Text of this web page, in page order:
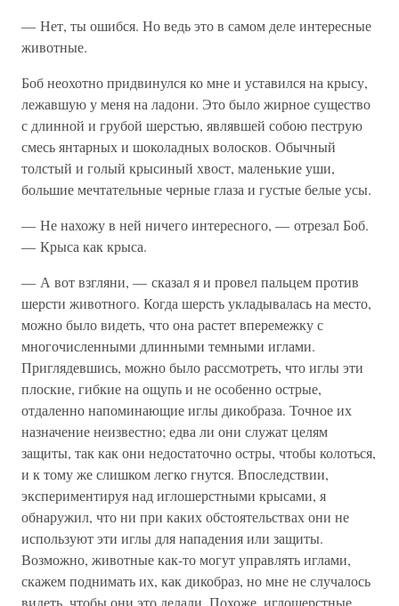
— Нет, ты ошибся. Но ведь это в самом деле интересные
животные.
Боб неохотно придвинулся ко мне и уставился на крысу,
лежавшую у меня на ладони. Это было жирное существо
с длинной и грубой шерстью, являвшей собою пеструю
смесь янтарных и шоколадных волосков. Обычный
толстый и голый крысиный хвост, маленькие уши,
большие мечтательные черные глаза и густые белые усы.
— Не нахожу в ней ничего интересного, — отрезал Боб.
— Крыса как крыса.
— А вот взгляни, — сказал я и провел пальцем против
шерсти животного. Когда шерсть укладывалась на место,
можно было видеть, что она растет вперемежку с
многочисленными длинными темными иглами.
Приглядевшись, можно было рассмотреть, что иглы эти
плоские, гибкие на ощупь и не особенно острые,
отдаленно напоминающие иглы дикобраза. Точное их
назначение неизвестно; едва ли они служат целям
защиты, так как они недостаточно остры, чтобы колоться,
и к тому же слишком легко гнутся. Впоследствии,
экспериментируя над иглошерстными крысами, я
обнаружил, что ни при каких обстоятельствах они не
используют эти иглы для нападения или защиты.
Возможно, животные как-то могут управлять иглами,
скажем поднимать их, как дикобраз, но мне не случалось
видеть, чтобы они это делали. Похоже, иглошерстные